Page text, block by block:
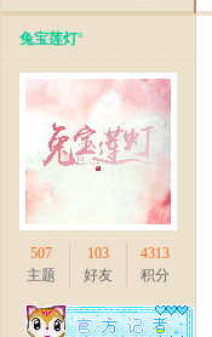
新
兔宝莲灯°
507
主题
103
好友
4313
积分